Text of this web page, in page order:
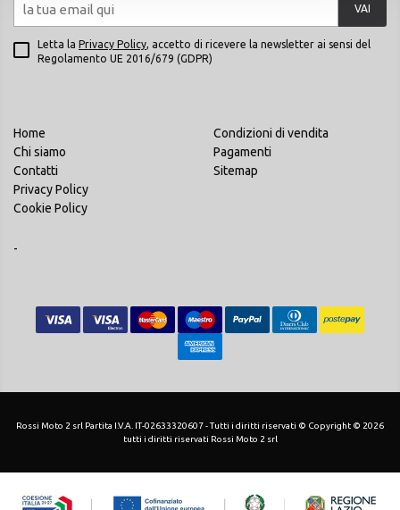
VAI
Letta la Privacy Policy, accetto di ricevere la newsletter ai sensi del
Regolamento UE 2016/679 (GDPR)
Home
Chi siamo
Contatti
Privacy Policy
Cookie Policy
Condizioni di vendita
Pagamenti
Sitemap
-
Rossi Moto 2 srl Partita I.V.A. IT-02633320607 - Tutti i diritti riservati © Copyright © 2026
tutti i diritti riservati Rossi Moto 2 srl